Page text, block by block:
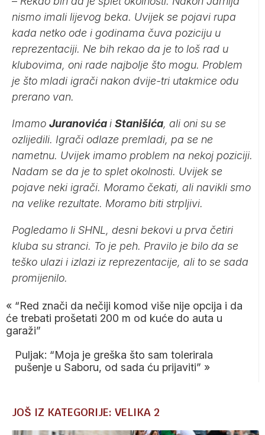
nismo imali lijevog beka. Uvijek se pojavi rupa
kada netko ode i godinama čuva poziciju u
reprezentaciji. Ne bih rekao da je to loš rad u
klubovima, oni rade najbolje što mogu. Problem
je što mladi igrači nakon dvije-tri utakmice odu
prerano van.
Imamo Juranovićai Stanišića, ali oni su se
ozlijedili. Igrači odlaze premladi, pa se ne
nametnu. Uvijek imamo problem na nekoj poziciji.
Nadam se da je to splet okolnosti. Uvijek se
pojave neki igrači. Moramo čekati, ali navikli smo
na velike rezultate. Moramo biti strpljivi.
Pogledamo li SHNL, desni bekovi u prva četiri
kluba su stranci. To je peh. Pravilo je bilo da se
teško ulazi i izlazi iz reprezentacije, ali to se sada
promijenilo.
« “Red znači da nečiji komod više nije opcija i da
će trebati prošetati 200 m od kuće do auta u
garaži”
Puljak: “Moja je greška što sam tolerirala
pušenje u Saboru, od sada ću prijaviti” »
JOŠ IZ KATEGORIJE: VELIKA 2